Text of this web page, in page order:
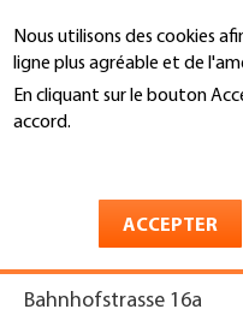
Nous utilisons des cookies
ligne plus agréable et de
En cliquant sur le bouton
accord.
ACCEPTER
au
contenu
principal
You
Adresse
Bahnhofstrasse 16a